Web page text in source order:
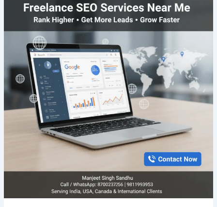
SEO
Services
Rank
Faster
&
Grow
Online